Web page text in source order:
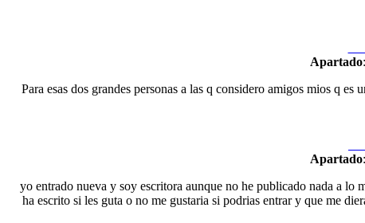
Apartado:
Para esas dos grandes personas a las q considero amigos mios q
Apartado:
yo entrado nueva y soy escritora aunque no he publicado nada a lo
ha escrito si les guta o no me gustaria si podrias entrar y que me